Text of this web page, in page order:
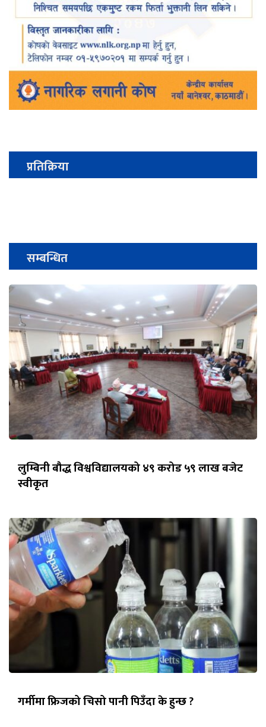
प्रतिक्रिया
सम्बन्धित
लुम्बिनी बौद्ध विश्वविद्यालयको ४९ करोड ५९ लाख बजेट
स्वीकृत
गर्मीमा फ्रिजको चिसो पानी पिउँदा के हुन्छ ?